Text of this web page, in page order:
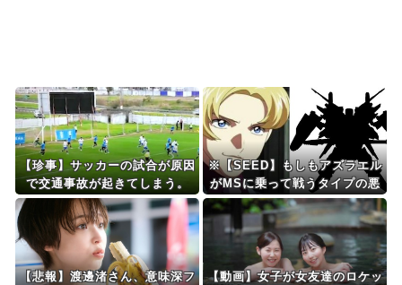
Powered by livedoor 相互RSS
【珍事】サッカーの試合が原因
で交通事故が起きてしまう。
※【SEED】もしもアズラエル
がMSに乗って戦うタイプの悪
役だったら
【悲報】渡邊渚さん、意味深フ
【動画】女子が女友達のロケッ